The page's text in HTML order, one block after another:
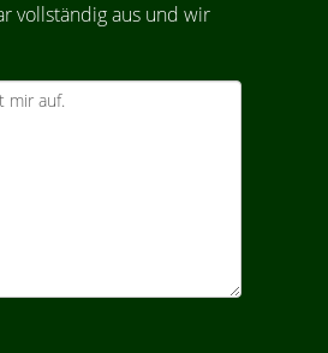
vollständig aus und wir